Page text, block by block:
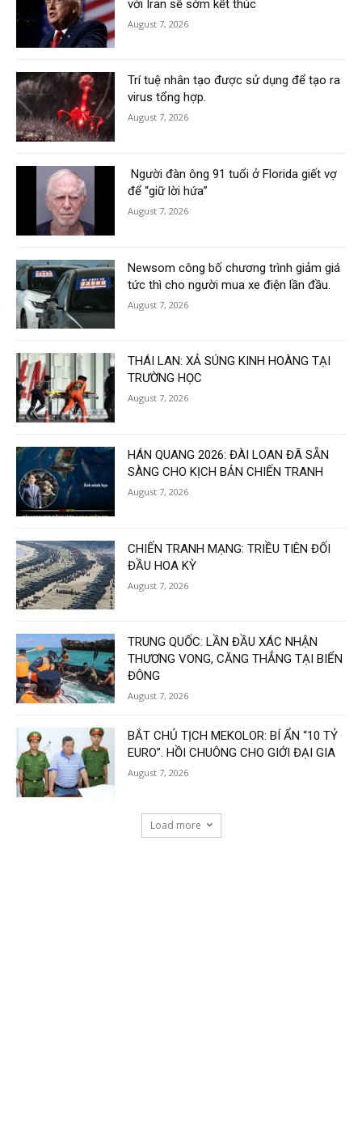
với Iran sẽ sớm kết thúc
August 7, 2026
Trí tuệ nhân tạo được sử dụng để tạo ra
virus tổng hợp.
August 7, 2026
Người đàn ông 91 tuổi ở Florida giết vợ
để “giữ lời hứa”
August 7, 2026
Newsom công bố chương trình giảm giá
tức thì cho người mua xe điện lần đầu.
August 7, 2026
THÁI LAN: XẢ SÚNG KINH HOÀNG TẠI
TRƯỜNG HỌC
August 7, 2026
HÁN QUANG 2026: ĐÀI LOAN ĐÃ SẴN
SÀNG CHO KỊCH BẢN CHIẾN TRANH
August 7, 2026
CHIẾN TRANH MẠNG: TRIỀU TIÊN ĐỐI
ĐẦU HOA KỲ
August 7, 2026
TRUNG QUỐC: LẦN ĐẦU XÁC NHẬN
THƯƠNG VONG, CĂNG THẲNG TẠI BIỂN
ĐÔNG
August 7, 2026
BẮT CHỦ TỊCH MEKOLOR: BÍ ẨN “10 TỶ
EURO”. HỒI CHUÔNG CHO GIỚI ĐẠI GIA
August 7, 2026
Load more